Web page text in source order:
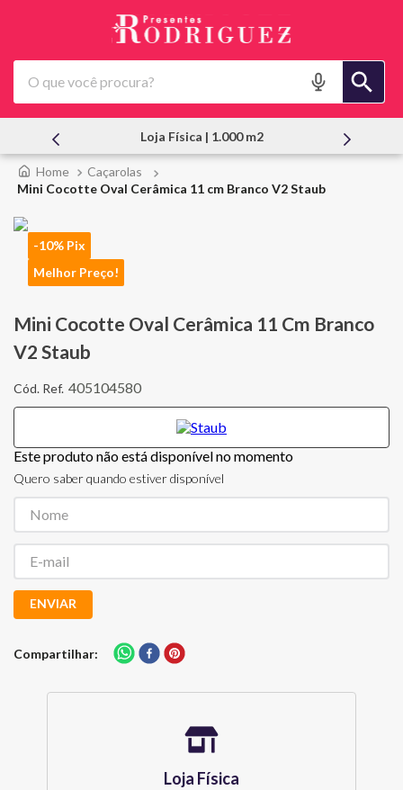
O que você procura?
Atendimento Pessoal
Caçarolas
Mini Cocotte Oval Cerâmica 11 cm Branco V2 Staub
-10% Pix
Melhor Preço!
Mini Cocotte Oval Cerâmica 11 Cm Branco
V2 Staub
405104580
Este produto não está disponível no momento
Quero saber quando estiver disponível
ENVIAR
Compartilhar
Loja Física